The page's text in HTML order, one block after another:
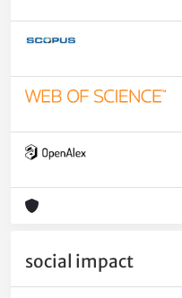
social impact